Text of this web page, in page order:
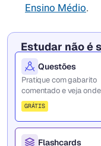
Ensino Médio.
Estudar não é
Questões
Pratique com gabarito
comentado e veja onde
GRÁTIS
Flashcards